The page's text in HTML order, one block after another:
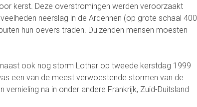
kerst. Deze overstromingen werden veroorzaakt
neerslag in de Ardennen (op grote schaal 400
hun oevers traden. Duizenden mensen moesten
ook nog storm Lothar op tweede kerstdag 1999
een van de meest verwoestende stormen van de
na in onder andere Frankrijk, Zuid-Duitsland